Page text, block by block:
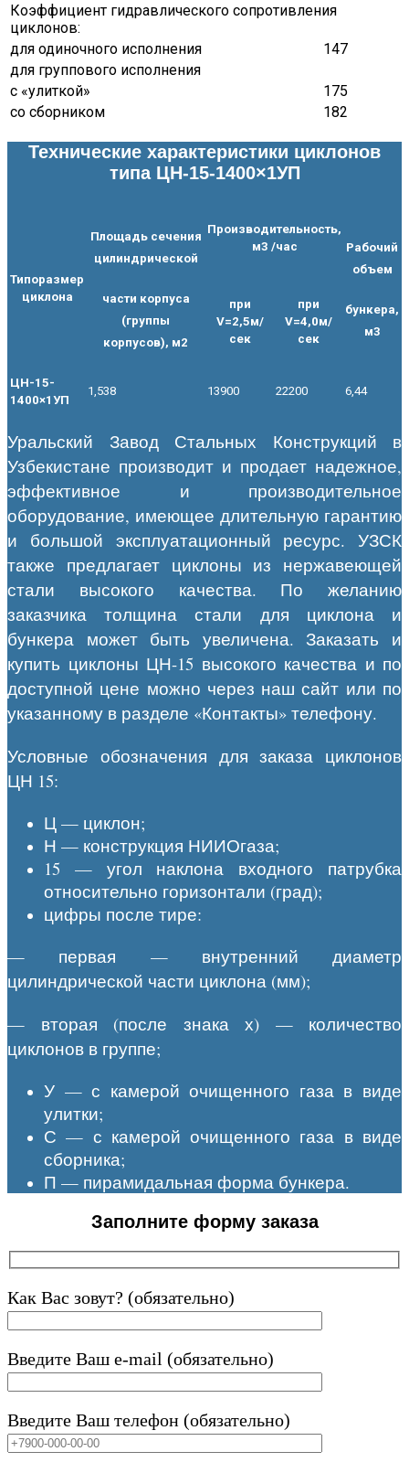
Коэффициент гидравлического сопротивления
циклонов:
для одиночного исполнения
147
для группового исполнения
с «улиткой»
175
со сборником
182
Технические характеристики циклонов
типа ЦН-15-1400×1УП
Типоразмер
циклона
Площадь сечения
цилиндрической
части корпуса
(группы
корпусов), м2
Производительность,
м3 /час
Рабочий
объем
бункера,
м3
при
V=2,5м/
сек
при
V=4,0м/
сек
ЦН-15-
1400×1УП
1,538 13900 22200 6,44
Уральский Завод Стальных Конструкций в
Узбекистане производит и продает надежное,
эффективное и производительное
оборудование, имеющее длительную гарантию
и большой эксплуатационный ресурс. УЗСК
также предлагает циклоны из нержавеющей
стали высокого качества. По желанию
заказчика толщина стали для циклона и
бункера может быть увеличена. Заказать и
купить циклоны ЦН-15 высокого качества и по
доступной цене можно через наш сайт или по
указанному в разделе «Контакты» телефону.
Условные обозначения для заказа циклонов
ЦН 15:
Ц — циклон;
Н — конструкция НИИОгаза;
15 — угол наклона входного патрубка
относительно горизонтали (град);
цифры после тире:
— первая — внутренний диаметр
цилиндрической части циклона (мм);
— вторая (после знака х) — количество
циклонов в группе;
У — с камерой очищенного газа в виде
улитки;
С — с камерой очищенного газа в виде
сборника;
П — пирамидальная форма бункера.
Заполните форму заказа
Как Вас зовут? (обязательно)
Введите Ваш e-mail (обязательно)
Введите Ваш телефон (обязательно)